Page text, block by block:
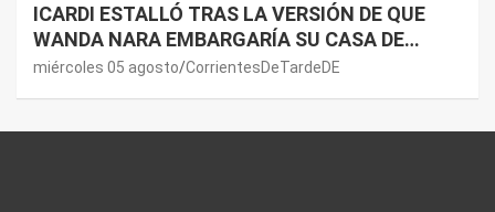
ICARDI ESTALLÓ TRAS LA VERSIÓN DE QUE
WANDA NARA EMBARGARÍA SU CASA DE
NORDELTA: “NECESITAN RASCAR DE ALGÚN
miércoles 05 agosto CorrientesDeTardeDE